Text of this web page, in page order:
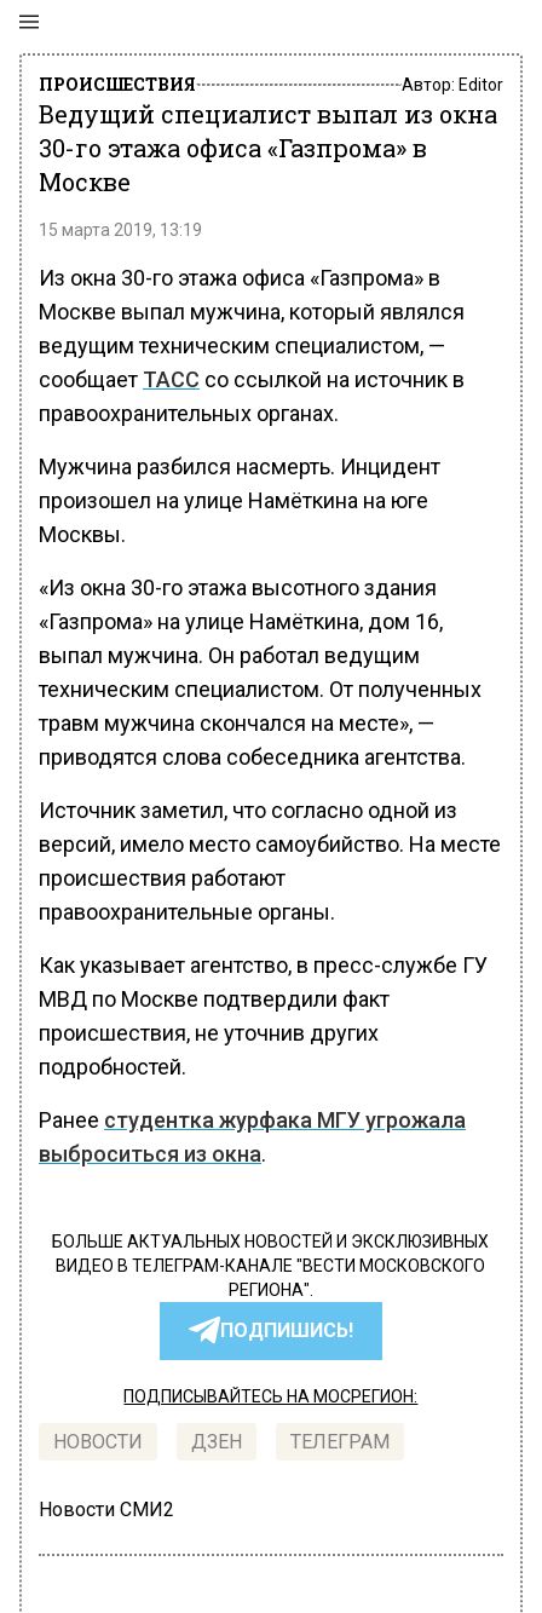
ПРОИСШЕСТВИЯ Автор: Editor
Ведущий специалист выпал из окна
30-го этажа офиса «Газпрома» в
Москве
15 марта 2019, 13:19
Из окна 30-го этажа офиса «Газпрома» в
Москве выпал мужчина, который являлся
ведущим техническим специалистом, —
сообщает ТАСС со ссылкой на источник в
правоохранительных органах.
Мужчина разбился насмерть. Инцидент
произошел на улице Намёткина на юге
Москвы.
«Из окна 30-го этажа высотного здания
«Газпрома» на улице Намёткина, дом 16,
выпал мужчина. Он работал ведущим
техническим специалистом. От полученных
травм мужчина скончался на месте», —
приводятся слова собеседника агентства.
Источник заметил, что согласно одной из
версий, имело место самоубийство. На месте
происшествия работают
правоохранительные органы.
Как указывает агентство, в пресс-службе ГУ
МВД по Москве подтвердили факт
происшествия, не уточнив других
подробностей.
Ранее студентка журфака МГУ угрожала
выброситься из окна.
БОЛЬШЕ АКТУАЛЬНЫХ НОВОСТЕЙ И ЭКСКЛЮЗИВНЫХ
ВИДЕО В ТЕЛЕГРАМ-КАНАЛЕ "ВЕСТИ МОСКОВСКОГО
РЕГИОНА".
ПОДПИШИСЬ!
ПОДПИСЫВАЙТЕСЬ НА МОСРЕГИОН:
НОВОСТИ ДЗЕН ТЕЛЕГРАМ
Новости СМИ2